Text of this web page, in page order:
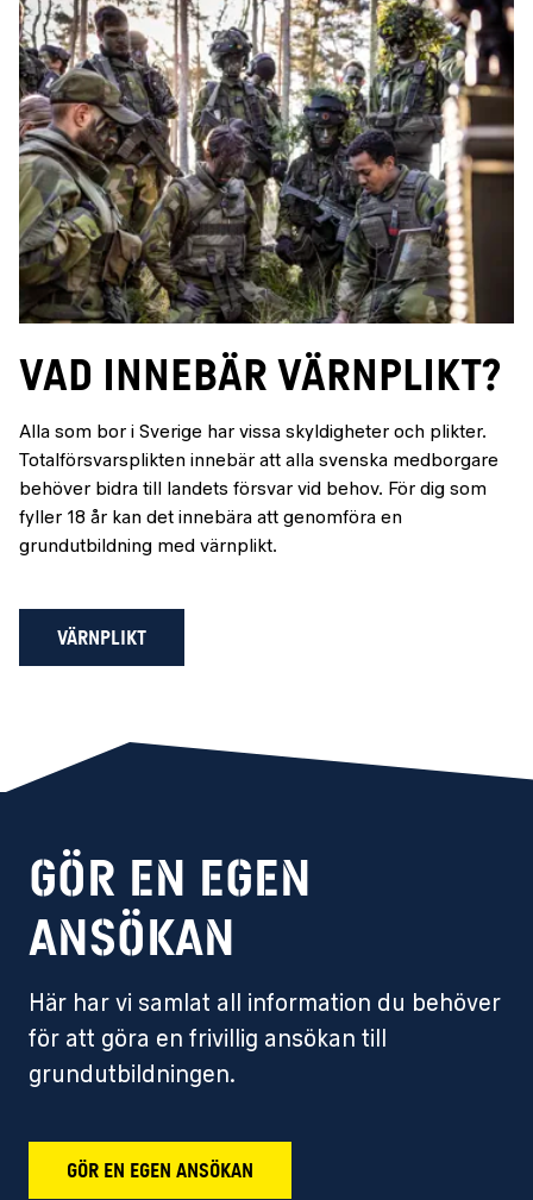
Vad innebär värnplikt?
Alla som bor i Sverige har vissa skyldigheter och plikter.
Totalförsvarsplikten innebär att alla svenska medborgare
behöver bidra till landets försvar vid behov. För dig som
fyller 18 år kan det innebära att genomföra en
grundutbildning med värnplikt.
VÄRNPLIKT
Gör en egen
ansökan
Här har vi samlat all information du behöver
för att göra en frivillig ansökan till
grundutbildningen.
GÖR EN EGEN ANSÖKAN